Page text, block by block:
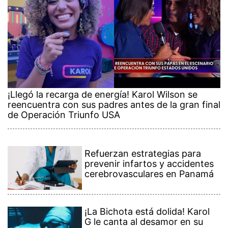
¡Llegó la recarga de energía! Karol Wilson se
reencuentra con sus padres antes de la gran final
de Operación Triunfo USA
Refuerzan estrategias para
prevenir infartos y accidentes
cerebrovasculares en Panamá
¡La Bichota está dolida! Karol
G le canta al desamor en su